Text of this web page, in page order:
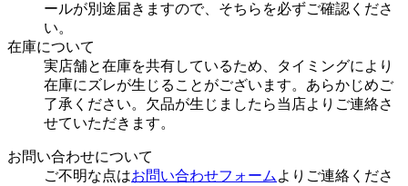
ールが別途届きますので、そちらを必ずご確認くださ
い。
在庫について
実店舗と在庫を共有しているため、タイミングにより
在庫にズレが生じることがございます。あらかじめご
了承ください。欠品が生じましたら当店よりご連絡さ
せていただきます。
お問い合わせについて
ご不明な点はお問い合わせフォーム よりご連絡くださ